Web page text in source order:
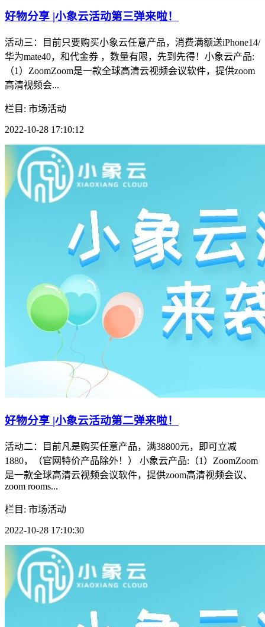
好物分享 |小象云活动第三弹来啦！
活动三：目前只要购买小象云任意产品，消费满额送iPhone14/
华为mate40，和代金券 ，数量有限，先到先得！小象云产品:
（1）ZoomZoom是一款全球高清云视频会议软件，提供zoom
高清视频会...
栏目: 市场活动
2022-10-28 17:10:12
好物分享 |小象云活动第二弹来啦！
活动二：目前凡是购买任意产品，满38800元，即可立减
1880，（官网特价产品除外！） 小象云产品:（1）ZoomZoom
是一款全球高清云视频会议软件，提供zoom高清视频会议、
zoom rooms...
栏目: 市场活动
2022-10-28 17:10:30